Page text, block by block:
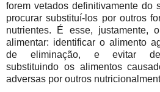
forem vetados definitivamente do
procurar substituí-los por outros
nutrientes. É esse, justamente,
alimentar: identificar o alimento
de eliminação, e evitar
substituindo os alimentos
adversas por outros